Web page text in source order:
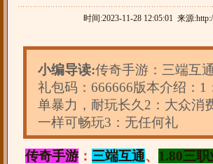
时间:2023-11-28 12:05:01 来源
小编导读:传奇手游：三端互
礼包码：666666版本介绍：
单暴力，耐玩长久2：大众消
一样可畅玩3：无任何礼
传奇手游： 三端互通、 1.80三职